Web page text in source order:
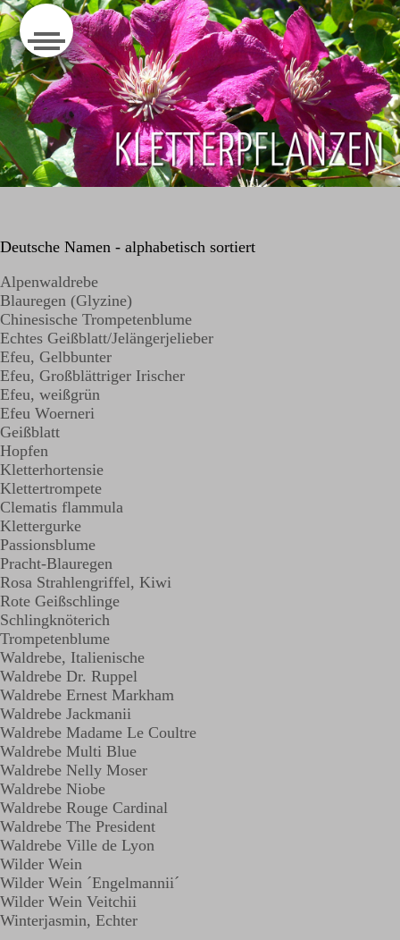
Deutsche Namen - alphabetisch sortiert
Alpenwaldrebe
Blauregen (Glyzine)
Chinesische Trompetenblume
Echtes Geißblatt/Jelängerjelieber
Efeu, Gelbbunter
Efeu, Großblättriger Irischer
Efeu, weißgrün
Efeu Woerneri
Geißblatt
Hopfen
Kletterhortensie
Klettertrompete
Clematis flammula
Klettergurke
Passionsblume
Pracht-Blauregen
Rosa Strahlengriffel, Kiwi
Rote Geißschlinge
Schlingknöterich
Trompetenblume
Waldrebe, Italienische
Waldrebe Dr. Ruppel
Waldrebe Ernest Markham
Waldrebe Jackmanii
Waldrebe Madame Le Coultre
Waldrebe Multi Blue
Waldrebe Nelly Moser
Waldrebe Niobe
Waldrebe Rouge Cardinal
Waldrebe The President
Waldrebe Ville de Lyon
Wilder Wein
Wilder Wein ´Engelmannii´
Wilder Wein Veitchii
Winterjasmin, Echter